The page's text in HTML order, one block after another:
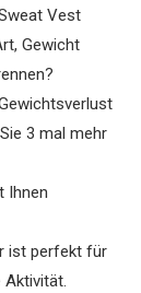
Vest
Gewicht
3 mal mehr
Ihnen
ist perfekt für
Aktivität.